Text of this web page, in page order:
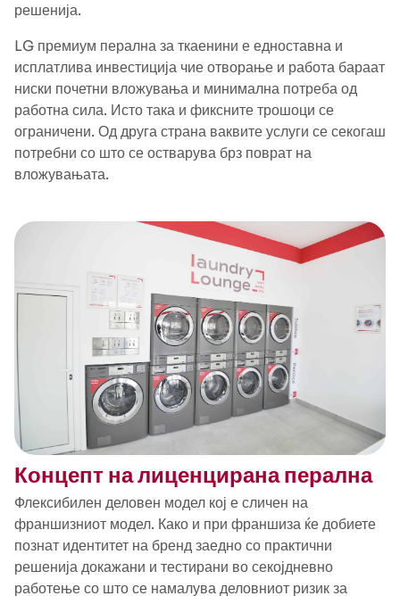
решенија.
LG премиум перална за ткаенини е едноставна и
исплатлива инвестиција чие отворање и работа бараат
ниски почетни вложувања и минимална потреба од
работна сила. Исто така и фиксните трошоци се
ограничени. Од друга страна ваквите услуги се секогаш
потребни со што се остварува брз поврат на
вложувањата.
Концепт на лиценцирана перална
Флексибилен деловен модел кој е сличен на
франшизниот модел. Како и при франшиза ќе добиете
познат идентитет на бренд заедно со практични
решенија докажани и тестирани во секојдневно
работење со што се намалува деловниот ризик за